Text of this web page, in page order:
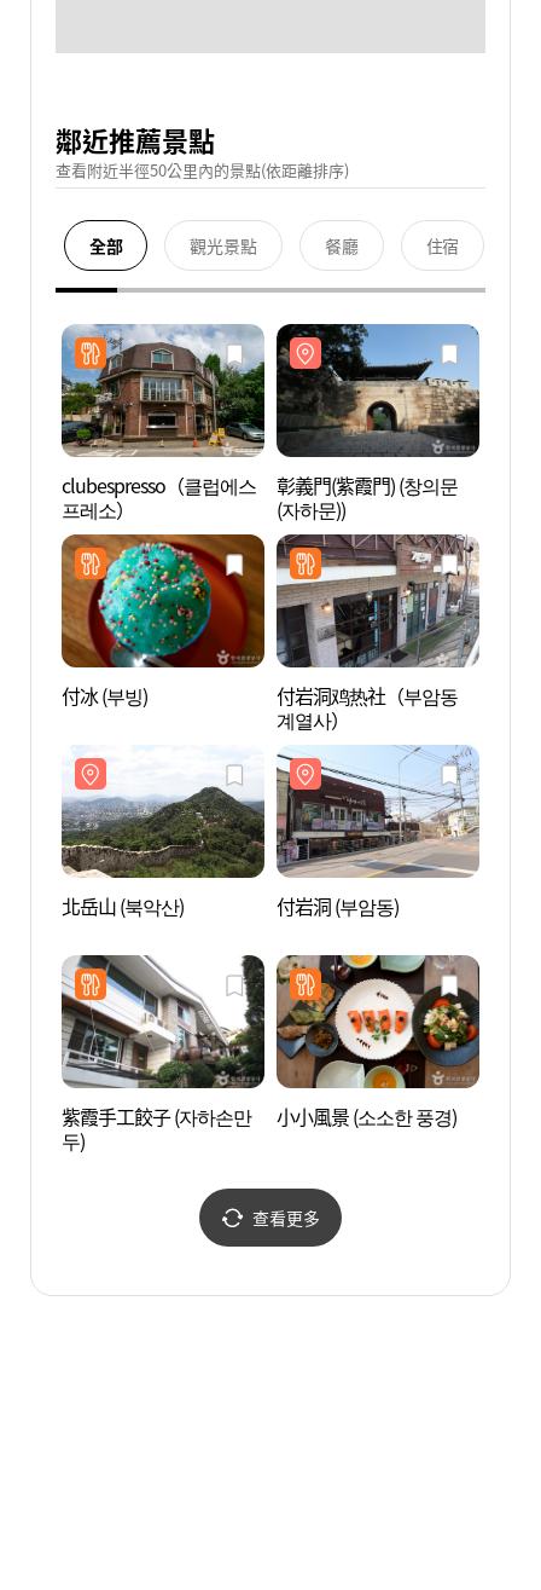
鄰近推薦景點
查看附近半徑50公里內的景點(依距離排序)
全部 觀光景點 餐廳 住宿
clubespresso（클럽에스
프레소）
彰義門(紫霞門) (창의문
(자하문))
付冰 (부빙)
付岩洞鸡热社（부암동
계열사）
北岳山 (북악산) 付岩洞 (부암동)
紫霞手工餃子 (자하손만
두)
小小風景 (소소한 풍경)
查看更多